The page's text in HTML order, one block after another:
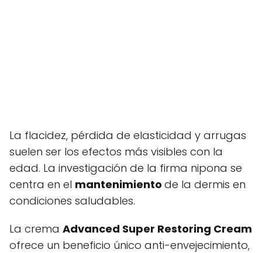
La flacidez, pérdida de elasticidad y arrugas
suelen ser los efectos más visibles con la
edad. La investigación de la firma nipona se
centra en el mantenimiento de la dermis en
condiciones saludables.
La crema Advanced Super Restoring Cream
ofrece un beneficio único anti-envejecimiento,